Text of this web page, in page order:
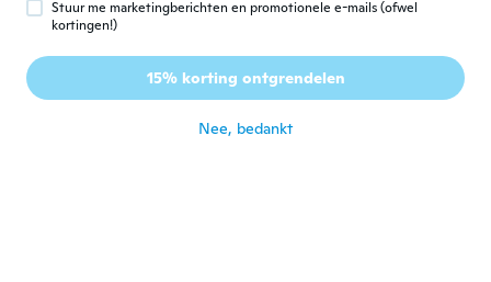
Richard
Lid geworden van 2019 · 31 beoordelingen
Stuur me marketingberichten en promotionele e-mails (ofwel
kortingen!)
15% korting ontgrendelen
Nee, bedankt